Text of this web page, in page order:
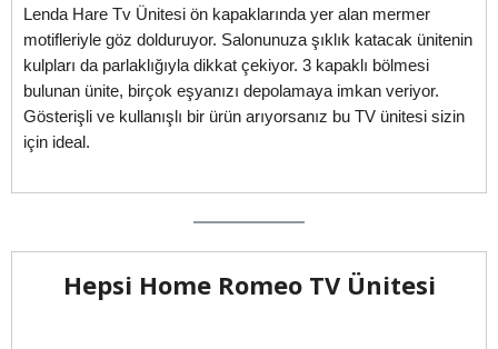
Lenda Hare Tv Ünitesi ön kapaklarında yer alan mermer
motifleriyle göz dolduruyor. Salonunuza şıklık katacak ünitenin
kulpları da parlaklığıyla dikkat çekiyor. 3 kapaklı bölmesi
bulunan ünite, birçok eşyanızı depolamaya imkan veriyor.
Gösterişli ve kullanışlı bir ürün arıyorsanız bu TV ünitesi sizin
için ideal.
Hepsi Home Romeo TV Ünitesi